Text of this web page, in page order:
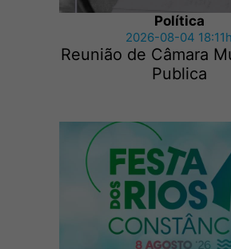
Política
2026-08-04 18:11h
Reunião de Câmara
Publica